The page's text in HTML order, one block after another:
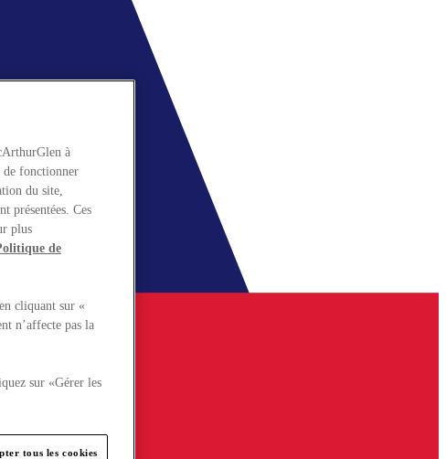
à
de fonctionner
du site,
présentées. Ces
plus
de
cliquant sur «
n’affecte pas la
sur «Gérer les
tous les cookies